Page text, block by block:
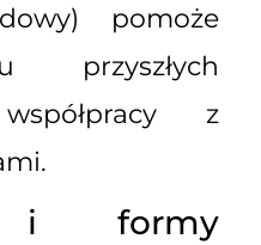
pomoże
przyszłych
z
formy